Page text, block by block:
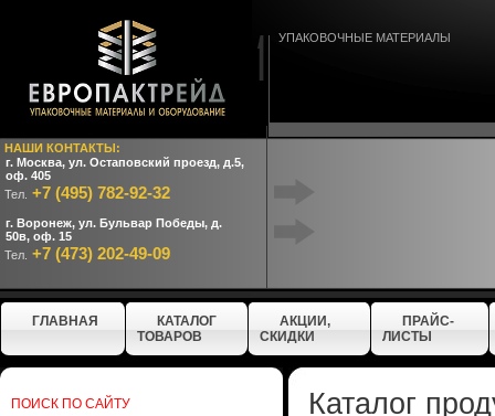
НАШИ КОНТАКТЫ:
г. Москва, ул. Остаповский проезд, д.5,
оф. 405
Тел. +7 (495) 782-92-32
г. Воронеж, ул. Бульвар Победы, д.
50в, оф. 15
Тел. +7 (473) 202-49-09
УПАКОВОЧНЫЕ МАТЕРИАЛЫ
ГЛАВНАЯ
КАТАЛОГ
ТОВАРОВ
АКЦИИ,
СКИДКИ
ПРАЙС-
ЛИСТЫ
ПОИСК ПО САЙТУ Каталог